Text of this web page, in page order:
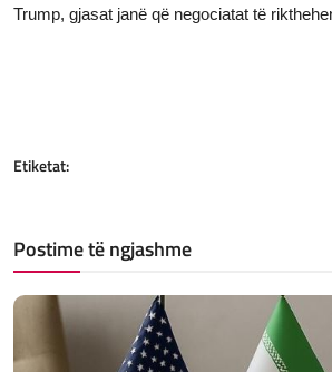
Trump, gjasat janë që negociatat të
Etiketat:
Postime të ngjashme